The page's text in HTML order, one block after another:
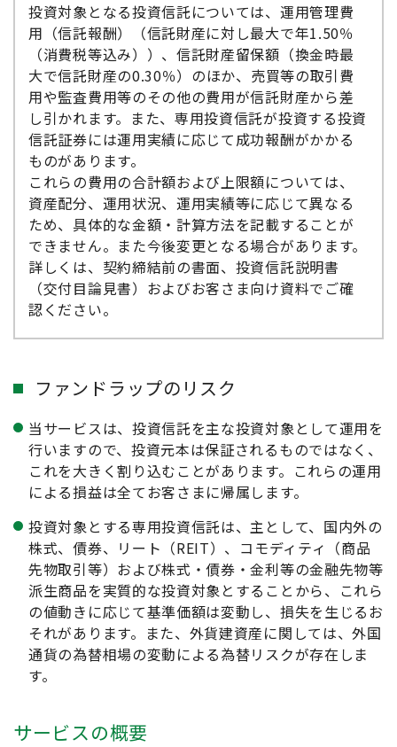
投資対象となる投資信託については、運用管理費
用（信託報酬）（信託財産に対し最大で年1.50％
（消費税等込み））、信託財産留保額（換金時最
大で信託財産の0.30％）のほか、売買等の取引費
用や監査費用等のその他の費用が信託財産から差
し引かれます。また、専用投資信託が投資する投資
信託証券には運用実績に応じて成功報酬がかかる
ものがあります。
これらの費用の合計額および上限額については、
資産配分、運用状況、運用実績等に応じて異なる
ため、具体的な金額・計算方法を記載することが
できません。また今後変更となる場合があります。
詳しくは、契約締結前の書面、投資信託説明書
（交付目論見書）およびお客さま向け資料でご確
認ください。
ファンドラップのリスク
当サービスは、投資信託を主な投資対象として運用を
行いますので、投資元本は保証されるものではなく、
これを大きく割り込むことがあります。これらの運用
による損益は全てお客さまに帰属します。
投資対象とする専用投資信託は、主として、国内外の
株式、債券、リート（REIT）、コモディティ（商品
先物取引等）および株式・債券・金利等の金融先物等
派生商品を実質的な投資対象とすることから、これら
の値動きに応じて基準価額は変動し、損失を生じるお
それがあります。また、外貨建資産に関しては、外国
通貨の為替相場の変動による為替リスクが存在しま
す。
サービスの概要